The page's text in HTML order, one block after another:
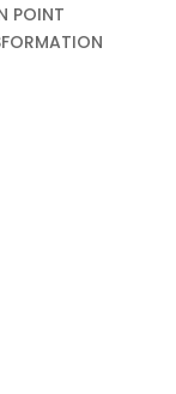
POINT